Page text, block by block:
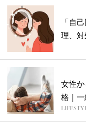
「自
理、
女性
格｜
とは...